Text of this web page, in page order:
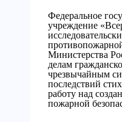
Федеральное
учреждение
Министерства
делам
чрезвычайным
последствий
работу над
пожарной